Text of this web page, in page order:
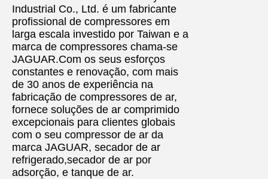
Industrial Co., Ltd. é um fabricante
profissional de compressores em
larga escala investido por Taiwan e a
marca de compressores chama-se
JAGUAR.Com os seus esforços
constantes e renovação, com mais
de 30 anos de experiência na
fabricação de compressores de ar,
fornece soluções de ar comprimido
excepcionais para clientes globais
com o seu compressor de ar da
marca JAGUAR, secador de ar
refrigerado,secador de ar por
adsorção, e tanque de ar.